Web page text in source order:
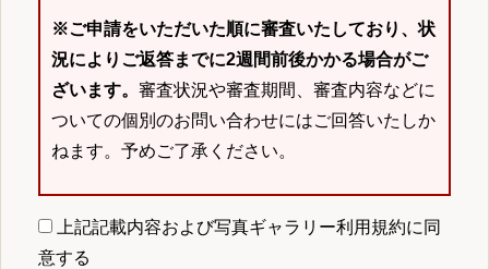
※ご申請をいただいた順に審査いたしており、状
況によりご返答までに2週間前後かかる場合がご
ざいます。 審査状況や審査期間、審査内容などに
ついての個別のお問い合わせにはご回答いたしか
ねます。予めご了承ください。
上記記載内容および写真ギャラリー利用規約に同
意する